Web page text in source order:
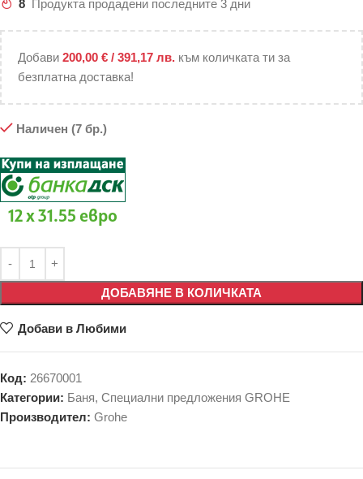
8 Продукта продадени последните 3 дни
Добави 200,00 € / 391,17 лв. към количката ти за
безплатна доставка!
Наличен (7 бр.)
ДОБАВЯНЕ В КОЛИЧКАТА
12 x 31.55 евро
Добави в Любими
Код: 26670001
Категории: Баня, Специални предложения GROHE
Производител: Grohe